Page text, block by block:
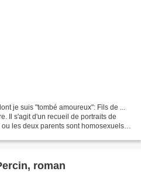
je suis "tombé amoureux": Fils de ...
Il s'agit d'un recueil de portraits de
les deux parents sont homosexuels.
roman